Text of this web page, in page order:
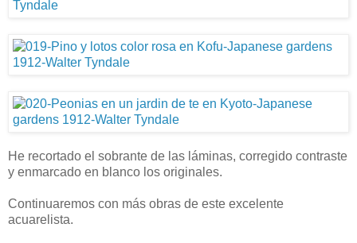
He recortado el sobrante de las láminas, corregido contraste
y enmarcado en blanco los originales.
Continuaremos con más obras de este excelente
acuarelista.